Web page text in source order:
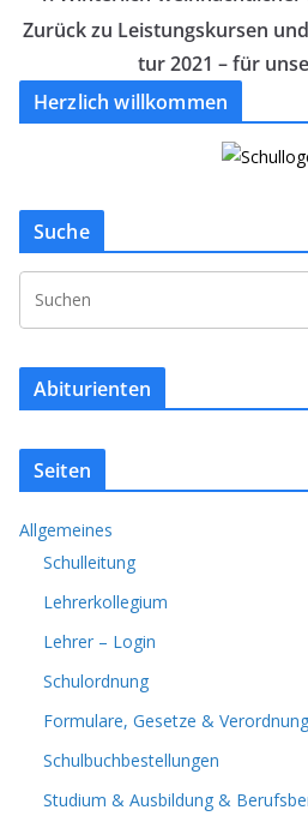
Zurück zu Leistungskursen
tur 2021 – für
Herzlich willkommen
Suche
Abiturienten
Seiten
Allgemeines
Schulleitung
Lehrerkollegium
Lehrer – Login
Schulordnung
Formulare, Gesetze &
Schulbuchbestellungen
Studium & Ausbildung &